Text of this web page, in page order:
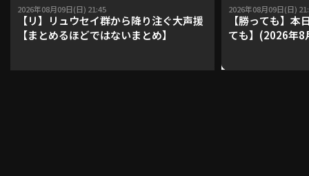
2026年08月09日(日) 21:45
【リ】リュウセイ群から降り注ぐ大声援
【まとめるほどではないまとめ】
2026年08月09日(日)
【勝っても】本
ても】(2026年8